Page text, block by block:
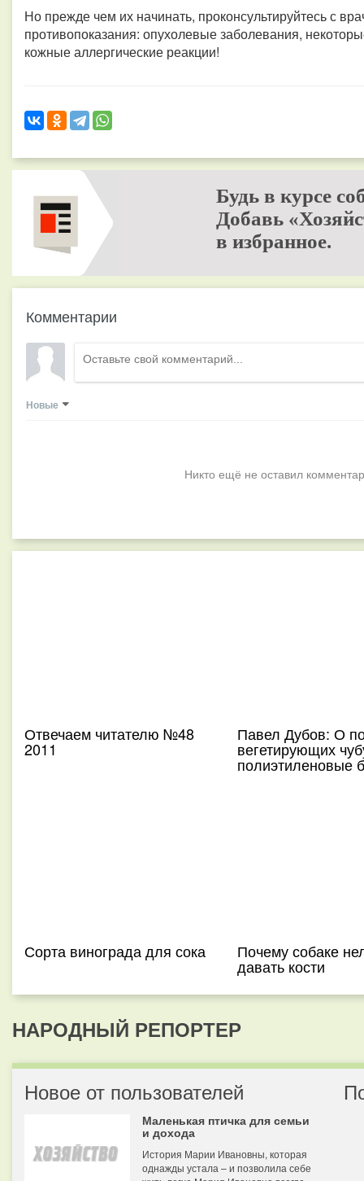
Но прежде чем их начинать, проконсультируйтесь с
противопоказания: опухолевые заболевания,
кожные аллергические реакции!
Будь в курсе
Добавь
в избранное.
Комментарии
Новые
Никто ещё не оставил
Отвечаем читателю №48
2011
Павел Дубов: О
вегетирующих
полиэтиленовые
Сорта винограда для сока Почему собаке
давать кости
НАРОДНЫЙ РЕПОРТЕР
Новое от пользователей
Маленькая птичка для семьи
и дохода
История Марии Ивановны, которая
однажды устала – и позволила себе